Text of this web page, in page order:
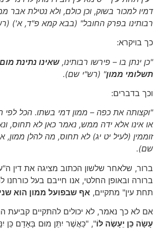
דמיו למכור בשוק, וכן כולם, ולא נטילת אבר
רבותינו בפרק החובל" (בבא קמא פ"ד, א')
כך בויקרא:
"כן ינתן בו – פירשו רבותינו,שאינו נתינת
תשלומי ממון" (רש"י שם).
וכך בדברים:
"וקצותה את כפה – ממון דמי בשתו. הכל לפי
או אינו אלא ידה ממש, נאמר כאן לא תחוס,
זוממין (לעיל יט יג) לא תחוס, מה להלן ממון,
שם).
ברור, שלאחר שלשון הכתוב מציגה את דין
ברורה ובאופן החלטי, אנו חייבם בעל כורחנו
תחת עין" מתקיים, אף שבפועל ממון הוא
אם לא כך נאמר, לא יכולים להתקיים קביעת
עָשָׂה כֵּן יֵעָשֶׂה לּוֹ", "כַּאֲשֶׁר יִתֵּן מוּם בָּאָדָם כֵּן